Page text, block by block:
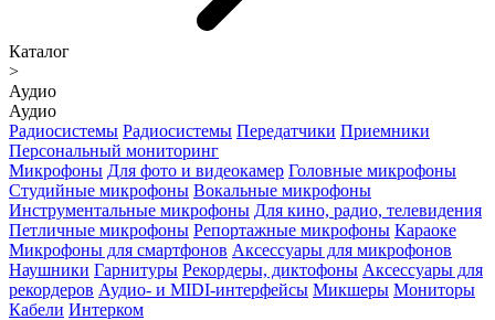
Каталог
>
Аудио
Аудио
Радиосистемы Радиосистемы Передатчики Приемники
Персональный мониторинг
Микрофоны Для фото и видеокамер Головные микрофоны
Студийные микрофоны Вокальные микрофоны
Инструментальные микрофоны Для кино, радио, телевидения
Петличные микрофоны Репортажные микрофоны Караоке
Микрофоны для смартфонов Аксессуары для микрофонов
Наушники Гарнитуры Рекордеры, диктофоны Аксессуары для
рекордеров Аудио- и MIDI-интерфейсы Микшеры Мониторы
Кабели Интерком